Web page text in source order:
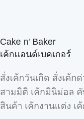
Cake n' Baker
เค้กแอนด์เบคเกอร์
สั่งเค้กวันเกิด สั่งเค้ก
สามมิติ เค้กมินิม่อล คั
สินค้า เค้กงานแต่ง เ